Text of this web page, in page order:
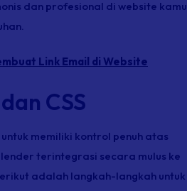
dan profesional di website kamu,
Link Email di Website
CSS
memiliki kontrol penuh atas
terintegrasi secara mulus ke
adalah langkah-langkah untuk